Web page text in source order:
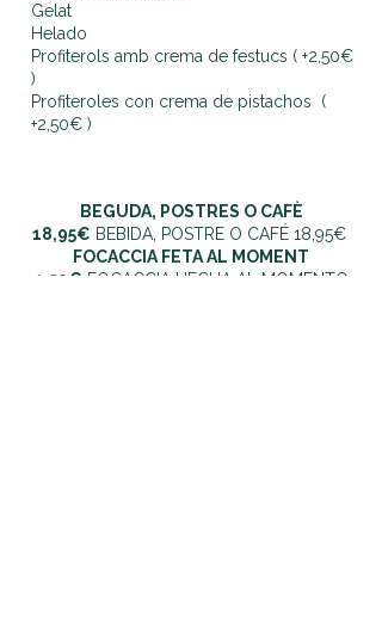
Gelat
Helado
Profiterols amb crema de festucs ( +2,50€
)
Profiteroles con crema de pistachos (
+2,50€ )
BEGUDA, POSTRES O CAFÈ
18,95€ BEBIDA, POSTRE O CAFÉ 18,95€
FOCACCIA FETA AL MOMENT
1,50€ FOCACCIA HECHA AL MOMENTO